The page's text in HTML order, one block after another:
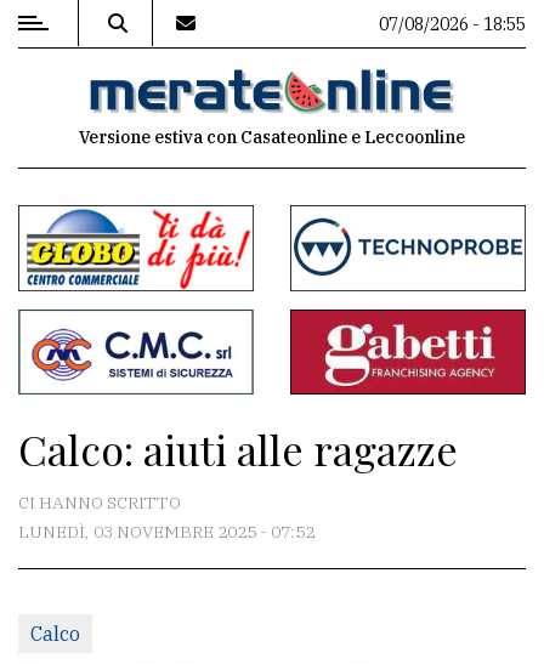
MENU
commenti
Contenuti
del
sito
Associazioni
Meteo
07/08/2026 - 18:55
Versione estiva con Casateonline e Leccoonline
Calco: aiuti alle ragazze
CI HANNO SCRITTO
LUNEDÌ, 03 NOVEMBRE 2025 - 07:52
Calco